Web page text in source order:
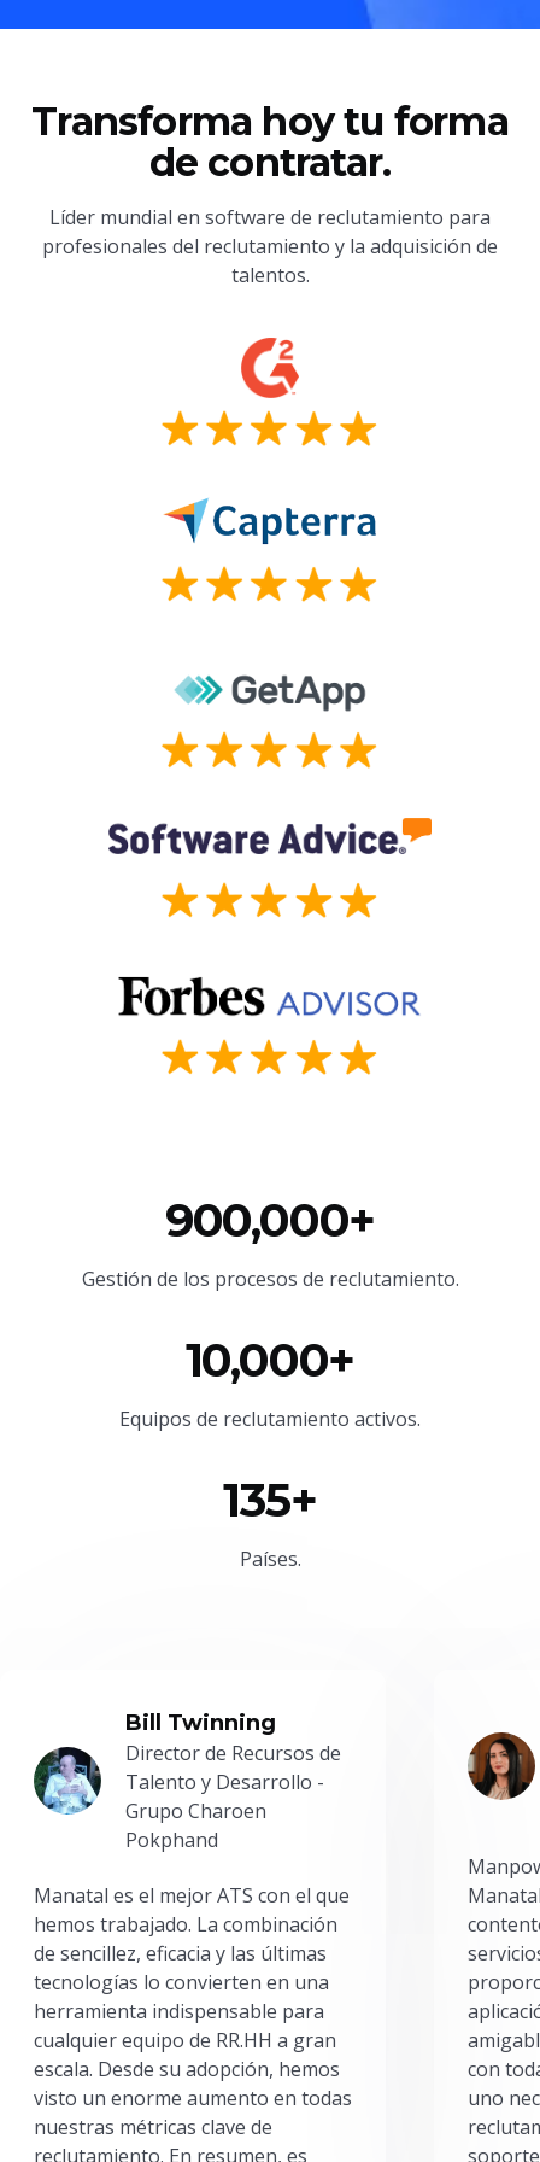
Transforma hoy tu forma
de contratar.
Líder mundial en software de reclutamiento para
profesionales del reclutamiento y la adquisición de
talentos.
900,000+
Gestión de los procesos de reclutamiento.
10,000+
Equipos de reclutamiento activos.
135+
Países.
Bill Twinning
Director de Recursos de
Talento y Desarrollo -
Grupo Charoen
Pokphand
Manatal es el mejor ATS con el que
hemos trabajado. La combinación
de sencillez, eficacia y las últimas
tecnologías lo convierten en una
herramienta indispensable para
cualquier equipo de RR.HH a gran
escala. Desde su adopción, hemos
visto un enorme aumento en todas
nuestras métricas clave de
reclutamiento. En resumen, es
con
uno